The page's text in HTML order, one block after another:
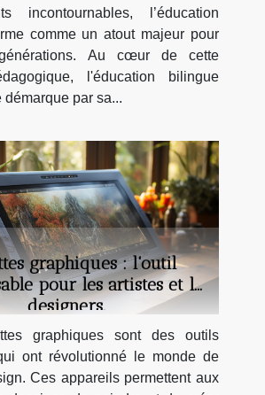
incontournables, l’éducation
comme un atout majeur pour
Au cœur de cette
l'éducation bilingue
démarque par sa...
graphiques : l'outil
pour les artistes et les
designers.
graphiques sont des outils
ont révolutionné le monde de
Ces appareils permettent aux